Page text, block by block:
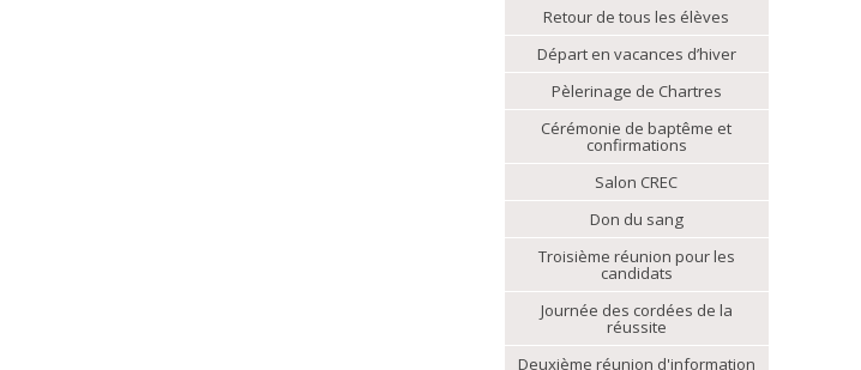
Retour de tous les élèves
Départ en vacances d’hiver
Pèlerinage de Chartres
Cérémonie de baptême et
confirmations
Salon CREC
Don du sang
Troisième réunion pour les
candidats
Journée des cordées de la
réussite
Deuxième réunion d'information